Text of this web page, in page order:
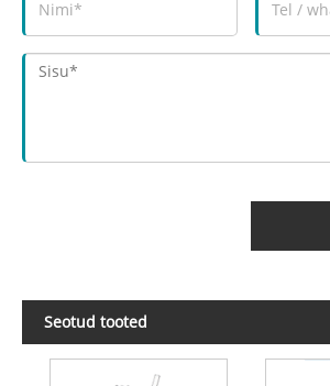
Seotud tooted